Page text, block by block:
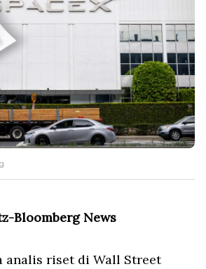
Bloomberg News
analis riset di Wall Street